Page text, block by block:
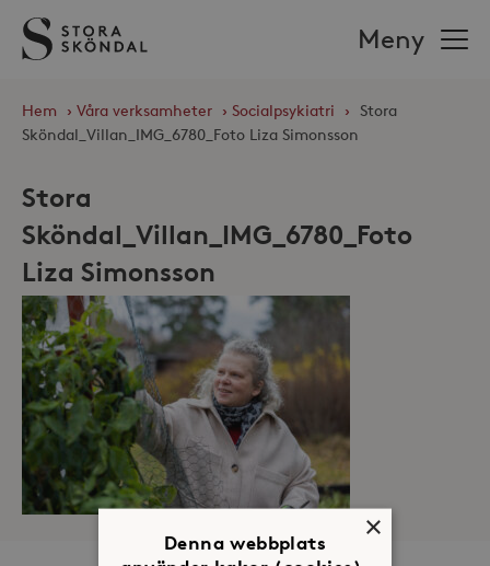
Stora
Sköndal
Meny
Hem › Våra verksamheter › Socialpsykiatri › Stora
Sköndal_Villan_IMG_6780_Foto Liza Simonsson
Stora
Sköndal_Villan_IMG_6780_Foto
Liza Simonsson
×
Denna webbplats